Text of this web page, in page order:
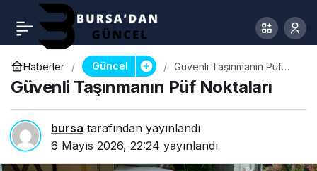
Haberler Güncel
Güvenli Taşınmanın Püf
Noktaları
Güvenli Taşınmanın Püf Noktaları
bursa tarafından yayınlandı
6 Mayıs 2026, 22:24 yayınlandı